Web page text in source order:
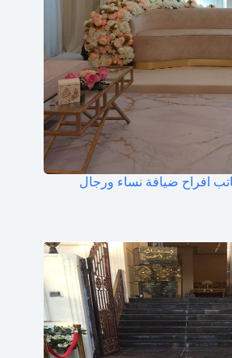
افراح ضيافة نساء ورجال